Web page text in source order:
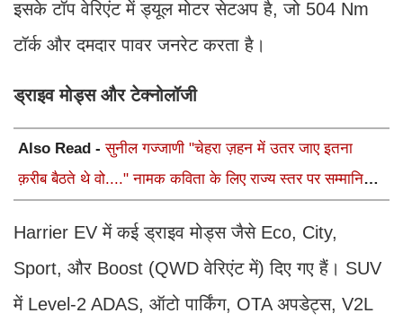
इसके टॉप वेरिएंट में ड्यूल मोटर सेटअप है, जो 504 Nm
टॉर्क और दमदार पावर जनरेट करता है।
ड्राइव मोड्स और टेक्नोलॉजी
Also Read -सुनील गज्जाणी "चेहरा ज़हन में उतर जाए इतना
क़रीब बैठते थे वो...." नामक कविता के लिए राज्य स्तर पर सम्मानित
Harrier EV में कई ड्राइव मोड्स जैसे Eco, City,
Sport, और Boost (QWD वेरिएंट में) दिए गए हैं। SUV
में Level-2 ADAS, ऑटो पार्किंग, OTA अपडेट्स, V2L